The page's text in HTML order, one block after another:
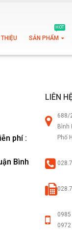
THIỆU SẢN PHẨM
HOT
phí :
Bình
LIÊN
688/
Bình
Phố
0972